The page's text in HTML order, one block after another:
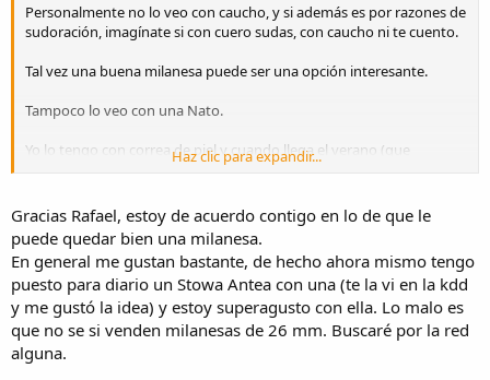
Personalmente no lo veo con caucho, y si además es por razones de
sudoración, imagínate si con cuero sudas, con caucho ni te cuento.
Tal vez una buena milanesa puede ser una opción interesante.
Tampoco lo veo con una Nato.
Yo lo tengo con correa de piel y cuando llega el verano (que
también sudo), restringo su uso a las noches (cuando salgo), y el
Haz clic para expandir...
Gracias Rafael, estoy de acuerdo contigo en lo de que le
puede quedar bien una milanesa.
En general me gustan bastante, de hecho ahora mismo tengo
puesto para diario un Stowa Antea con una (te la vi en la kdd
y me gustó la idea) y estoy superagusto con ella. Lo malo es
que no se si venden milanesas de 26 mm. Buscaré por la red
alguna.